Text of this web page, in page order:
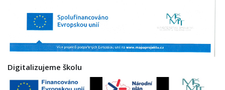
Digitalizujeme školu